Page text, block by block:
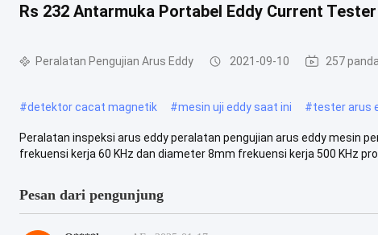
Rs 232 Antarmuka Portabel Eddy Current Tester
Peralatan Pengujian Arus Eddy 2021-09-10 257
#detektor cacat magnetik #mesin uji eddy saat ini #tester arus
Peralatan inspeksi arus eddy peralatan pengujian arus eddy mesin
frekuensi kerja 60 KHz dan diameter 8mm frekuensi kerja 500 KHz
Pesan dari pengunjung